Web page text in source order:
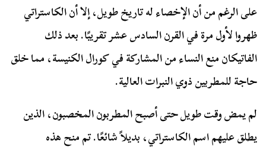
على الرغم من أن الإخصاء له تاريخ طويل، إلا أن الكاستراتي
ظهروا لأول مرة في القرن السادس عشر تقريبًا. بعد ذلك
الفاتيكان منع النساء من المشاركة في كورال الكنيسة، مما خلق
حاجة للمطربين ذوي النبرات العالية.
لم يمض وقت طويل حتى أصبح المطربون المخصبون، الذين
يطلق عليهم اسم الكاستراتي، بديلاً شائعًا. تم منح هذه